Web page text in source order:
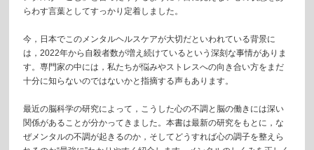
らわす言葉としてすっかり定着しました。
今，日本でこのメンタルヘルスケアが大切だといわれている背景に
は，2022年から自殺者数が増え続けているという深刻な事情がありま
す。専門家の中には，私たちが悩みやストレスへの向き合い方をまだ
十分に知らないのではないかと指摘する声もあります。
最近の脳科学の研究によって，こうした心の不調と脳の働きには深い
関係があることが分かってきました。本書は最新の研究をもとに，な
ぜメンタルの不調が起きるのか，そしてどうすれば心の調子を整えら